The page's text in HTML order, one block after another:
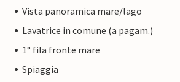
Vista panoramica mare/lago
Lavatrice in comune (a pagam.)
1° fila fronte mare
Spiaggia